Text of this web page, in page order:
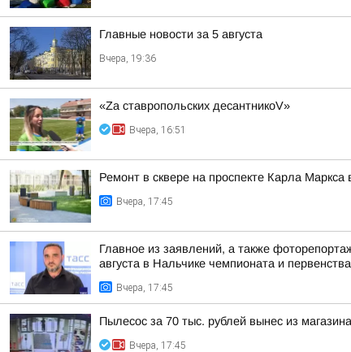
Главные новости за 5 августа
Вчера, 19:36
«Zа ставропольских десантникоV»
Вчера, 16:51
Ремонт в сквере на проспекте Карла Маркса
Вчера, 17:45
Главное из заявлений, а также
августа в Нальчике чемпионата и
Вчера, 17:45
Пылесос за 70 тыс. рублей вынес из
Вчера, 17:45